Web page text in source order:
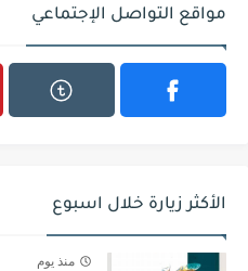
مواقع التواصل الإجتماعي
الأكثر زيارة خلال اسبوع
منذ يوم